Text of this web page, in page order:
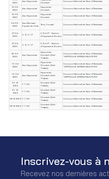
2025
Ass. Hippoclub
Chorfech
Concours National de Saut d'Obstacles
10-05-
2025
Ass. Hippoclub
Hippoclub -
Chorfech
Concours National de Saut d'Obstacles
10-05-
2025
Ass. Hippoclub
Hippoclub -
Chorfech
Concours National de Saut d'Obstacles
04-05-
2025
Ass. Alforssan
Equestrian Club
Borj Youssef Concours National de Saut d'Obstacles
27-04-
2025
C. S. U. I .P
C.S.U.I.P - Section
d'hippisme la Soukra
Concours National de Saut d'Obstacles
27-04-
2025
C. S. U. I .P
C.S.U.I.P - Section
d'hippisme la Soukra
Concours National de Saut d'Obstacles
20-04-
2025
Ass. Hippoclub
Hippoclub -
Chorfech (Sidi-
Thabet)
Concours National de Saut d'Obstacles
"HIPPOCLUB SPRING MASTERS"
19-04-
2025
Ass. Hippoclub
Hippoclub -
Chorfech (Sidi-
Thabet)
Concours National de Saut d'Obstacles
"HIPPOCLUB SPRING MASTERS"
19-04-
2025
Ass. Hippoclub
Hippoclub -
Chorfech (Sidi-
Thabet)
Concours National de Saut d'Obstacles
"HIPPOCLUB SPRING MASTERS"
29-12-
2024
F.T.S.E
Chorfech (Sidi-
Thabet)
Concours National de Saut d'Obstacles
29-12-
2024
F.T.S.E
Chorfech (Sidi-
Thabet)
Concours National de Saut d'Obstacles
28-12-2024 F.T.S.E
Chorfech (Sidi-
Thabet)
Concours National de Saut d'Obstacles
28-12-2024 F.T.S.E
Chorfech (Sidi-
Thabet)
Concours National de Saut d'Obstacles
Inscrivez-vous à
Recevez nos dernières